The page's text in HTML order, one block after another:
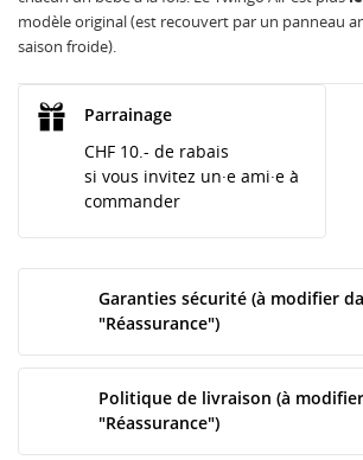
modèle original (est recouvert par un panneau
saison froide).
Parrainage
CHF 10.- de rabais
si vous invitez un·e ami·e à
commander
Garanties sécurité (à modifier
"Réassurance")
Politique de livraison (à
"Réassurance")